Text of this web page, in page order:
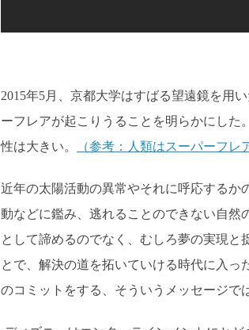
2015年5月、京都大学はすばる望遠鏡を用
ーフレアが起こりうることを明らかにし
性は大きい。
（参考：人類はスーパーフレ
近年の太陽活動の異常やそれに呼応するか
動などに鑑み、逃れることのできない自然
として諦めるのでなく、むしろ夢の実現と
とで、解決の道を拓いていける時代に入
のコミットをする、そういうメッセージで